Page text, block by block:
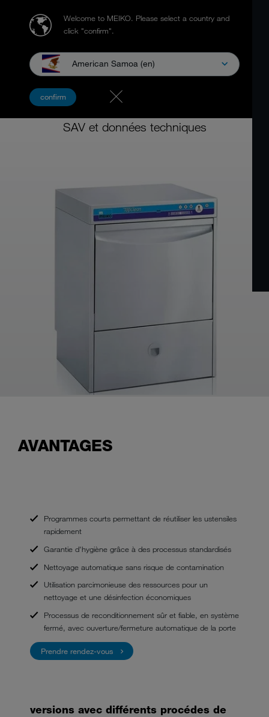
Welcome to MEIKO. Please select a country and
click "confirm".
American Samoa (en)
confirm
Laveur-désinfecteur multifonction
MEIKO TopClean 60
SAV et données techniques
AVANTAGES
Programmes courts permettant de réutiliser les ustensiles
rapidement
Garantie d'hygiène grâce à des processus standardisés
Nettoyage automatique sans risque de contamination
Utilisation parcimonieuse des ressources pour un
nettoyage et une désinfection économiques
Processus de reconditionnement sûr et fiable, en système
fermé, avec ouverture/fermeture automatique de la porte
Prendre rendez-vous
versions avec différents procédes de